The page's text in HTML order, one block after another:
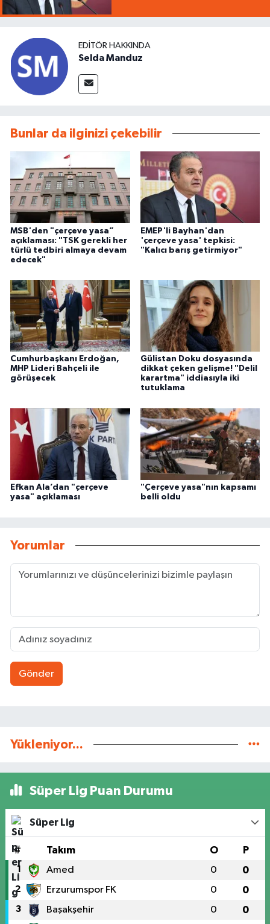
EDITÖR HAKKINDA
Selda Manduz
Bunlar da ilginizi çekebilir
MSB'den "çerçeve yasa”
açıklaması: "TSK gerekli her
türlü tedbiri almaya devam
edecek"
EMEP'li Bayhan'dan
'çerçeve yasa' tepkisi:
"Kalıcı barış getirmiyor"
Cumhurbaşkanı Erdoğan,
MHP Lideri Bahçeli ile
görüşecek
Gülistan Doku dosyasında
dikkat çeken gelişme! "Delil
karartma" iddiasıyla iki
tutuklama
Efkan Ala’dan "çerçeve
yasa" açıklaması
"Çerçeve yasa"nın kapsamı
belli oldu
Yorumlar
Gönder
Yükleniyor...
Süper Lig Puan Durumu
Süper Lig
# Takım O P
1 Amed 0 0
2 Erzurumspor FK 0 0
3 Başakşehir 0 0